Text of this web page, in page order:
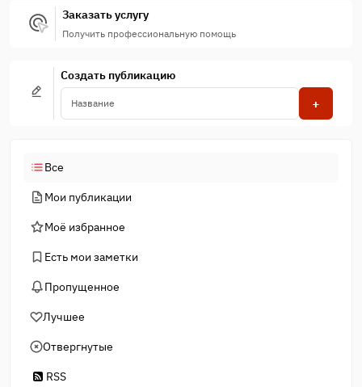
использование.Заказать услугу
Получить профессиональную помощь
Создать публикацию
+
Все
Мои публикации
Моё избранное
Есть мои заметки
Пропущенное
Лучшее
Отвергнутые
RSS